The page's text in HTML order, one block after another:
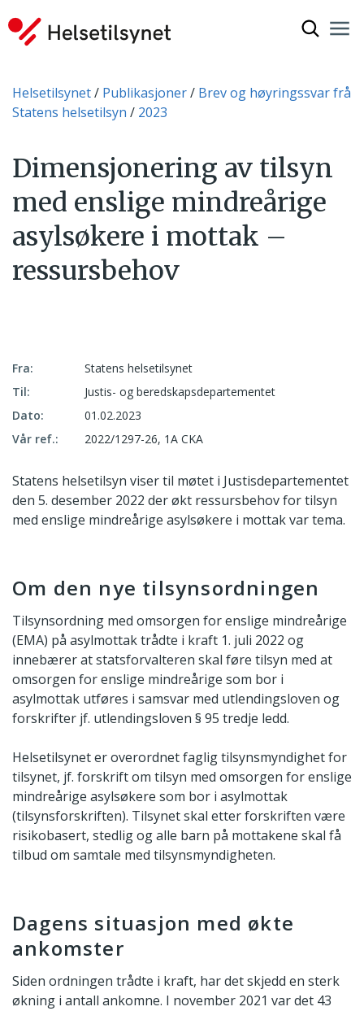
Du er her:
Helsetilsynet Publikasjoner
Brev og høyringssvar frå
Statens helsetilsyn
2023
Dimensjonering av tilsyn
med enslige mindreårige
asylsøkere i mottak –
ressursbehov
Fra:
Statens helsetilsynet
Til:
Justis- og beredskapsdepartementet
Dato:
01.02.2023
Vår ref.:
2022/1297-26, 1A CKA
Statens helsetilsyn viser til møtet i Justisdepartementet
den 5. desember 2022 der økt ressursbehov for tilsyn
med enslige mindreårige asylsøkere i mottak var tema.
Om den nye tilsynsordningen
Tilsynsordning med omsorgen for enslige mindreårige
(EMA) på asylmottak trådte i kraft 1. juli 2022 og
innebærer at statsforvalteren skal føre tilsyn med at
omsorgen for enslige mindreårige som bor i
asylmottak utføres i samsvar med utlendingsloven og
forskrifter jf. utlendingsloven § 95 tredje ledd.
Helsetilsynet er overordnet faglig tilsynsmyndighet for
tilsynet, jf. forskrift om tilsyn med omsorgen for enslige
mindreårige asylsøkere som bor i asylmottak
(tilsynsforskriften). Tilsynet skal etter forskriften være
risikobasert, stedlig og alle barn på mottakene skal få
tilbud om samtale med tilsynsmyndigheten.
Dagens situasjon med økte
ankomster
Siden ordningen trådte i kraft, har det skjedd en sterk
økning i antall ankomne. I november 2021 var det 43